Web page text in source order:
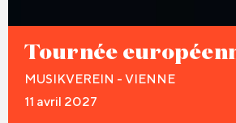
Tournée
MUSIKVEREIN - VIENNE
11 avril 2027